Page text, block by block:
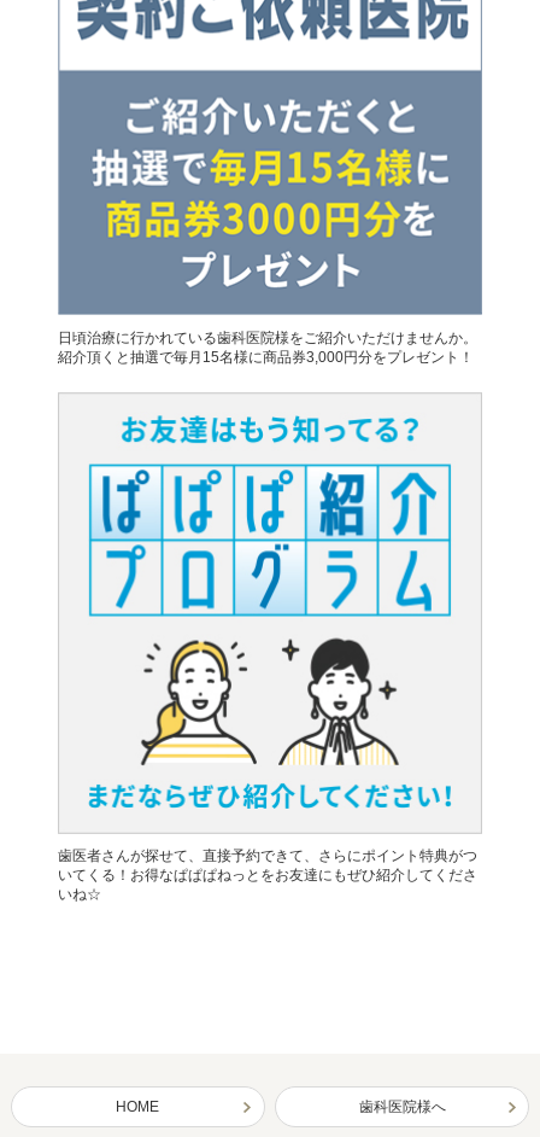
日頃治療に行かれている歯科医院様をご紹介いただけませんか。
紹介頂くと抽選で毎月15名様に商品券3,000円分をプレゼント！
歯医者さんが探せて、直接予約できて、さらにポイント特典がつ
いてくる！お得なぱぱぱねっとをお友達にもぜひ紹介してくださ
いね☆
HOME 歯科医院様へ